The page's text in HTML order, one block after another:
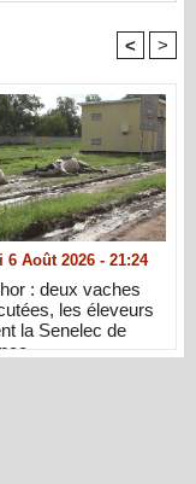
< >
6 Août 2026 - 21:24
: deux vaches
les éleveurs
la Senelec de